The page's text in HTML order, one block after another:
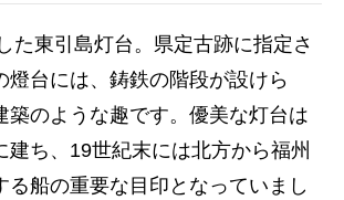
た東引島灯台。県定古跡に指定さ
燈台には、鋳鉄の階段が設けら
築のような趣です。優美な灯台は
建ち、19世紀末には北方から福州
る船の重要な目印となっていまし